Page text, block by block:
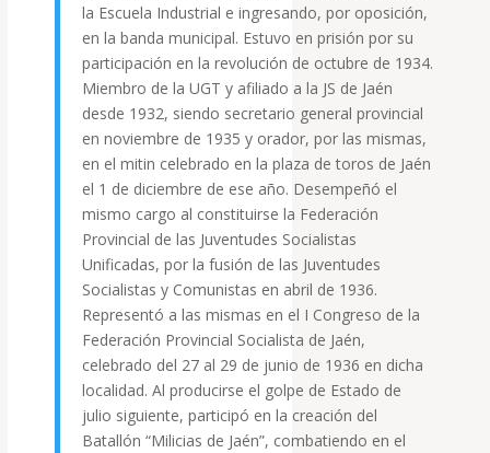
la Escuela Industrial e ingresando, por oposición,
en la banda municipal. Estuvo en prisión por su
participación en la revolución de octubre de 1934.
Miembro de la UGT y afiliado a la JS de Jaén
desde 1932, siendo secretario general provincial
en noviembre de 1935 y orador, por las mismas,
en el mitin celebrado en la plaza de toros de Jaén
el 1 de diciembre de ese año. Desempeñó el
mismo cargo al constituirse la Federación
Provincial de las Juventudes Socialistas
Unificadas, por la fusión de las Juventudes
Socialistas y Comunistas en abril de 1936.
Representó a las mismas en el I Congreso de la
Federación Provincial Socialista de Jaén,
celebrado del 27 al 29 de junio de 1936 en dicha
localidad. Al producirse el golpe de Estado de
julio siguiente, participó en la creación del
Batallón “Milicias de Jaén”, combatiendo en el